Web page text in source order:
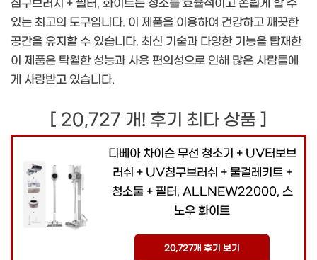
침구브러시 + 필터, 화이트는 청소를 효율적이고 손쉽게 할 수
있는 최고의 도구입니다. 이 제품을 이용하여 건강하고 깨끗한
공간을 유지할 수 있습니다. 최신 기술과 다양한 기능을 탑재한
이 제품은 탁월한 성능과 사용 편의성으로 인해 많은 사람들에
게 사랑받고 있습니다.
[ 20,727 개! 후기 최다 상품 ]
디베아 차이슨 무선 청소기 + UV터보브
러쉬 + UV침구브러쉬 + 물걸레키트 +
청소툴 + 필터, ALLNEW22000, 스
노우 화이트
20,727개 후기 보기